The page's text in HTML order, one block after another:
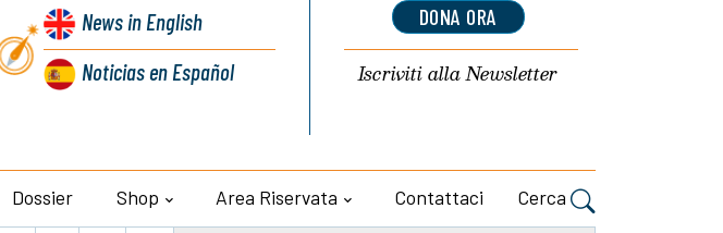
Newsin English
Noticiasen Español
DONA ORA
Iscriviti allaNewsletter
Dossier Shop Area Riservata Contattaci Cerca